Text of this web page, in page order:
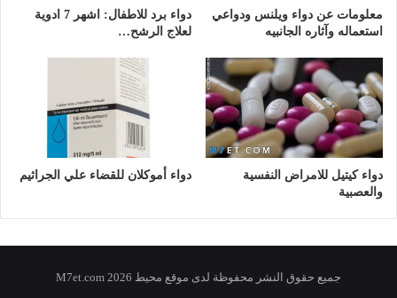
معلومات عن دواء ويلنس ودواعي
استعماله وآثاره الجانبيه
دواء برد للاطفال: اشهر 7 ادوية
لعلاج الرشح…
دواء كيتيل للامراض النفسية
والعصبية
دواء أموكلان للقضاء علي الجراثيم
جميع حقوق النشر محفوظة لدى موقع محيط 2026 M7et.com